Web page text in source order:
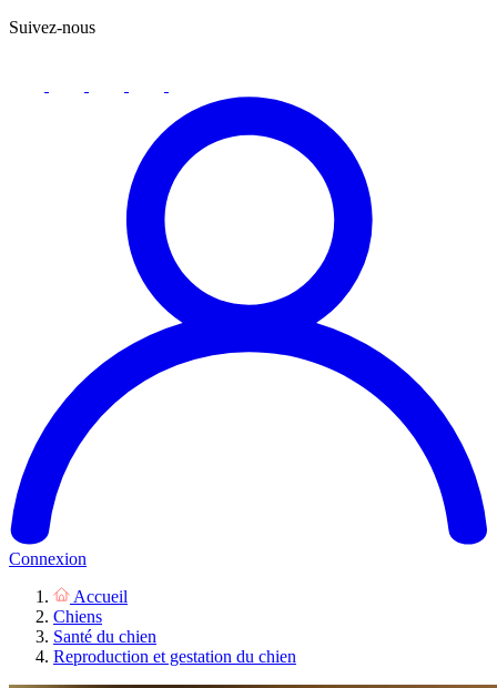
Suivez-nous
Connexion
Accueil
Chiens
Santé du chien
Reproduction et gestation du chien